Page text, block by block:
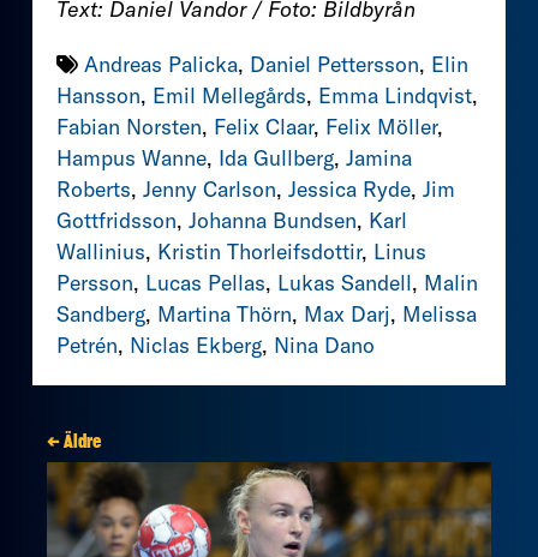
Text: Daniel Vandor / Foto: Bildbyrån
Andreas Palicka, Daniel Pettersson, Elin
Hansson, Emil Mellegårds, Emma Lindqvist,
Fabian Norsten, Felix Claar, Felix Möller,
Hampus Wanne, Ida Gullberg, Jamina
Roberts, Jenny Carlson, Jessica Ryde, Jim
Gottfridsson, Johanna Bundsen, Karl
Wallinius, Kristin Thorleifsdottir, Linus
Persson, Lucas Pellas, Lukas Sandell, Malin
Sandberg, Martina Thörn, Max Darj, Melissa
Petrén, Niclas Ekberg, Nina Dano
← Äldre